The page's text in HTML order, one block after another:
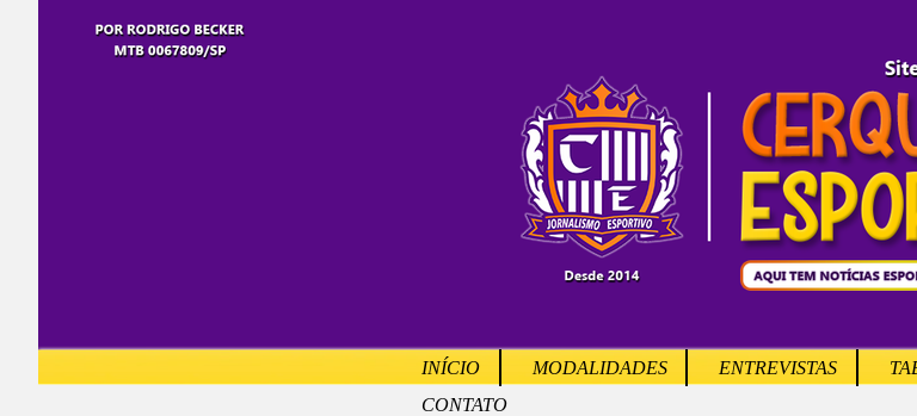
INÍCIO MODALIDADES ENTREVISTAS
CONTATO